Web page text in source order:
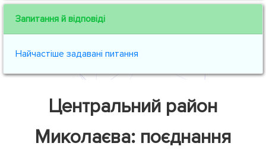
Запитання й відповіді
Найчастіше задавані питання
Центральний район
Миколаєва: поєднання